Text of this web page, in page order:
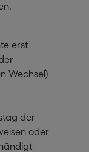
erst
Wechsel)
der
oder